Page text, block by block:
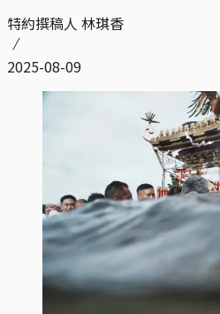
特約撰稿人 林琪香
2025-08-09